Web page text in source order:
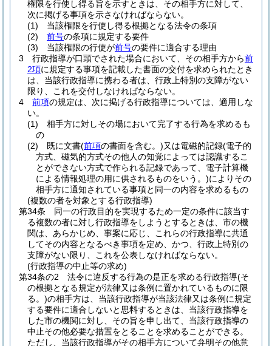
権限を行使し得る旨を示すときは、その相手方に対して、
次に掲げる事項を示さなければならない。
(1)
当該権限を行使し得る根拠となる法令の条項
(2)
前号の条項に規定する要件
(3)
当該権限の行使が前号の要件に適合する理由
3
行政指導が口頭でされた場合において、その相手方から前
2項に規定する事項を記載した書面の交付を求められたとき
は、当該行政指導に携わる者は、行政上特別の支障がない
限り、これを交付しなければならない。
4
前項の規定は、次に掲げる行政指導については、適用しな
い。
(1)
相手方に対しその場において完了する行為を求めるも
の
(2)
既に文書(前項の書面を含む。)又は電磁的記録(電子的
方式、磁気的方式その他人の知覚によっては認識するこ
とができない方式で作られる記録であって、電子計算機
による情報処理の用に供されるものをいう。)によりその
相手方に通知されている事項と同一の内容を求めるもの
(複数の者を対象とする行政指導)
第34条
同一の行政目的を実現するため一定の条件に該当す
る複数の者に対し行政指導をしようとするときは、市の機
関は、あらかじめ、事案に応じ、これらの行政指導に共通
してその内容となるべき事項を定め、かつ、行政上特別の
支障がない限り、これを公表しなければならない。
(行政指導の中止等の求め)
第34条の2
法令に違反する行為の是正を求める行政指導(そ
の根拠となる規定が法律又は条例に置かれているものに限
る。)の相手方は、当該行政指導が当該法律又は条例に規定
する要件に適合しないと思料するときは、当該行政指導を
した市の機関に対し、その旨を申し出て、当該行政指導の
中止その他必要な措置をとることを求めることができる。
ただし、当該行政指導がその相手方について弁明その他意